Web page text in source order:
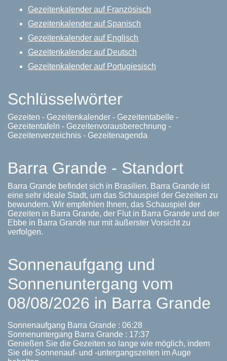
Gezeitenkalender auf Französisch
Gezeitenkalender auf Spanisch
Gezeitenkalender auf Englisch
Gezeitenkalender auf Deutsch
Gezeitenkalender auf Portugiesisch
Schlüsselwörter
Gezeiten - Gezeitenkalender - Gezeitentabelle -
Gezeitentafeln - Gezeitenvorausberechnung -
Gezeitenverzeichnis - Gezeitenagenda
Barra Grande - Standort
Barra Grande befindet sich in Brasilien. Barra Grande ist
eine sehr ideale Stadt, um das Schauspiel der Gezeiten zu
bewundern. Wir empfehlen Ihnen, das Schauspiel der
Gezeiten in Barra Grande, der Flut in Barra Grande und der
Ebbe in Barra Grande nur mit äußerster Vorsicht zu
verfolgen.
Sonnenaufgang und
Sonnenuntergang vom
08/08/2026 in Barra Grande
Sonnenaufgang Barra Grande : 06:28
Sonnenuntergang Barra Grande : 17:37
Genießen Sie die Gezeiten so lange wie möglich, indem
Sie die Sonnenauf- und -untergangszeiten im Auge